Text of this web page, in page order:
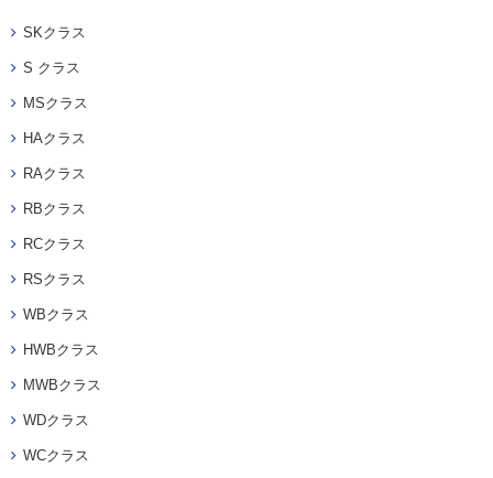
SKクラス
S クラス
MSクラス
HAクラス
RAクラス
RBクラス
RCクラス
RSクラス
WBクラス
HWBクラス
MWBクラス
WDクラス
WCクラス